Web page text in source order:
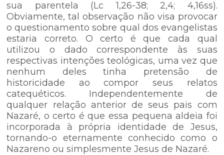
sua parentela (Lc 1,26-38; 2,4; 4,16ss).
Obviamente, tal observação não visa provocar
o questionamento sobre qual dos evangelistas
estaria correto. O certo é que cada qual
utilizou o dado correspondente às suas
respectivas intenções teológicas, uma vez que
nenhum deles tinha pretensão de
historicidade ao compor seus relatos
catequéticos. Independentemente de
qualquer relação anterior de seus pais com
Nazaré, o certo é que essa pequena aldeia foi
incorporada à própria identidade de Jesus,
tornando-o eternamente conhecido como o
Nazareno ou simplesmente Jesus de Nazaré.